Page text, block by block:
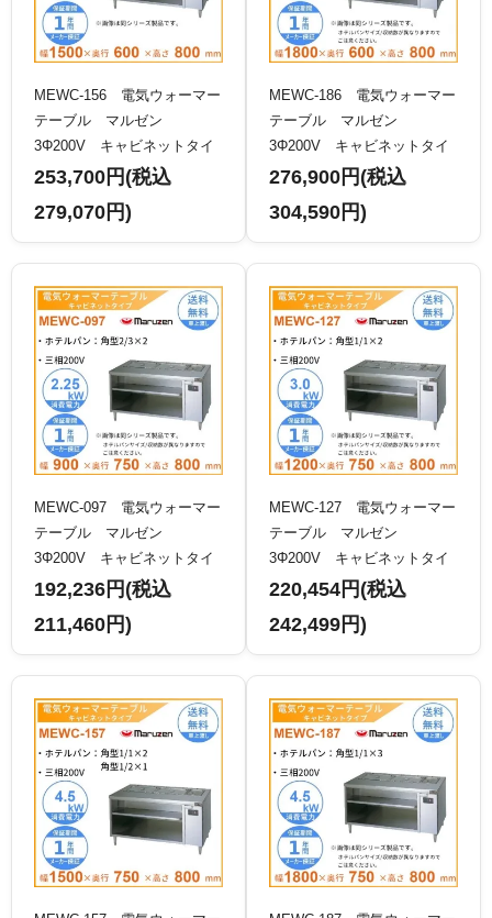
MEWC-156 電気ウォーマー
テーブル マルゼン
3Φ200V キャビネットタイ
プ
253,700円(税込
279,070円)
MEWC-186 電気ウォーマー
テーブル マルゼン
3Φ200V キャビネットタイ
プ
276,900円(税込
304,590円)
MEWC-097 電気ウォーマー
テーブル マルゼン
3Φ200V キャビネットタイ
プ
192,236円(税込
211,460円)
MEWC-127 電気ウォーマー
テーブル マルゼン
3Φ200V キャビネットタイ
プ
220,454円(税込
242,499円)